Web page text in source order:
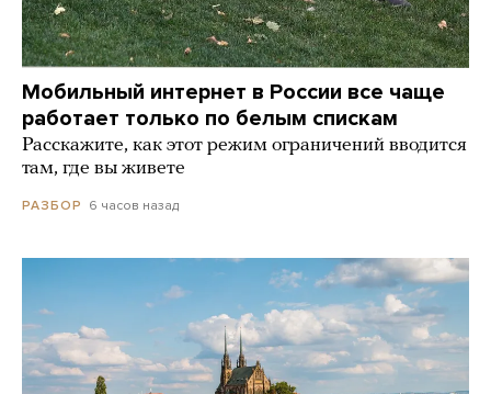
Мобильный интернет в России все чаще
работает только по белым спискам
Расскажите, как этот режим ограничений вводится
там, где вы живете
РАЗБОР 6 часов назад